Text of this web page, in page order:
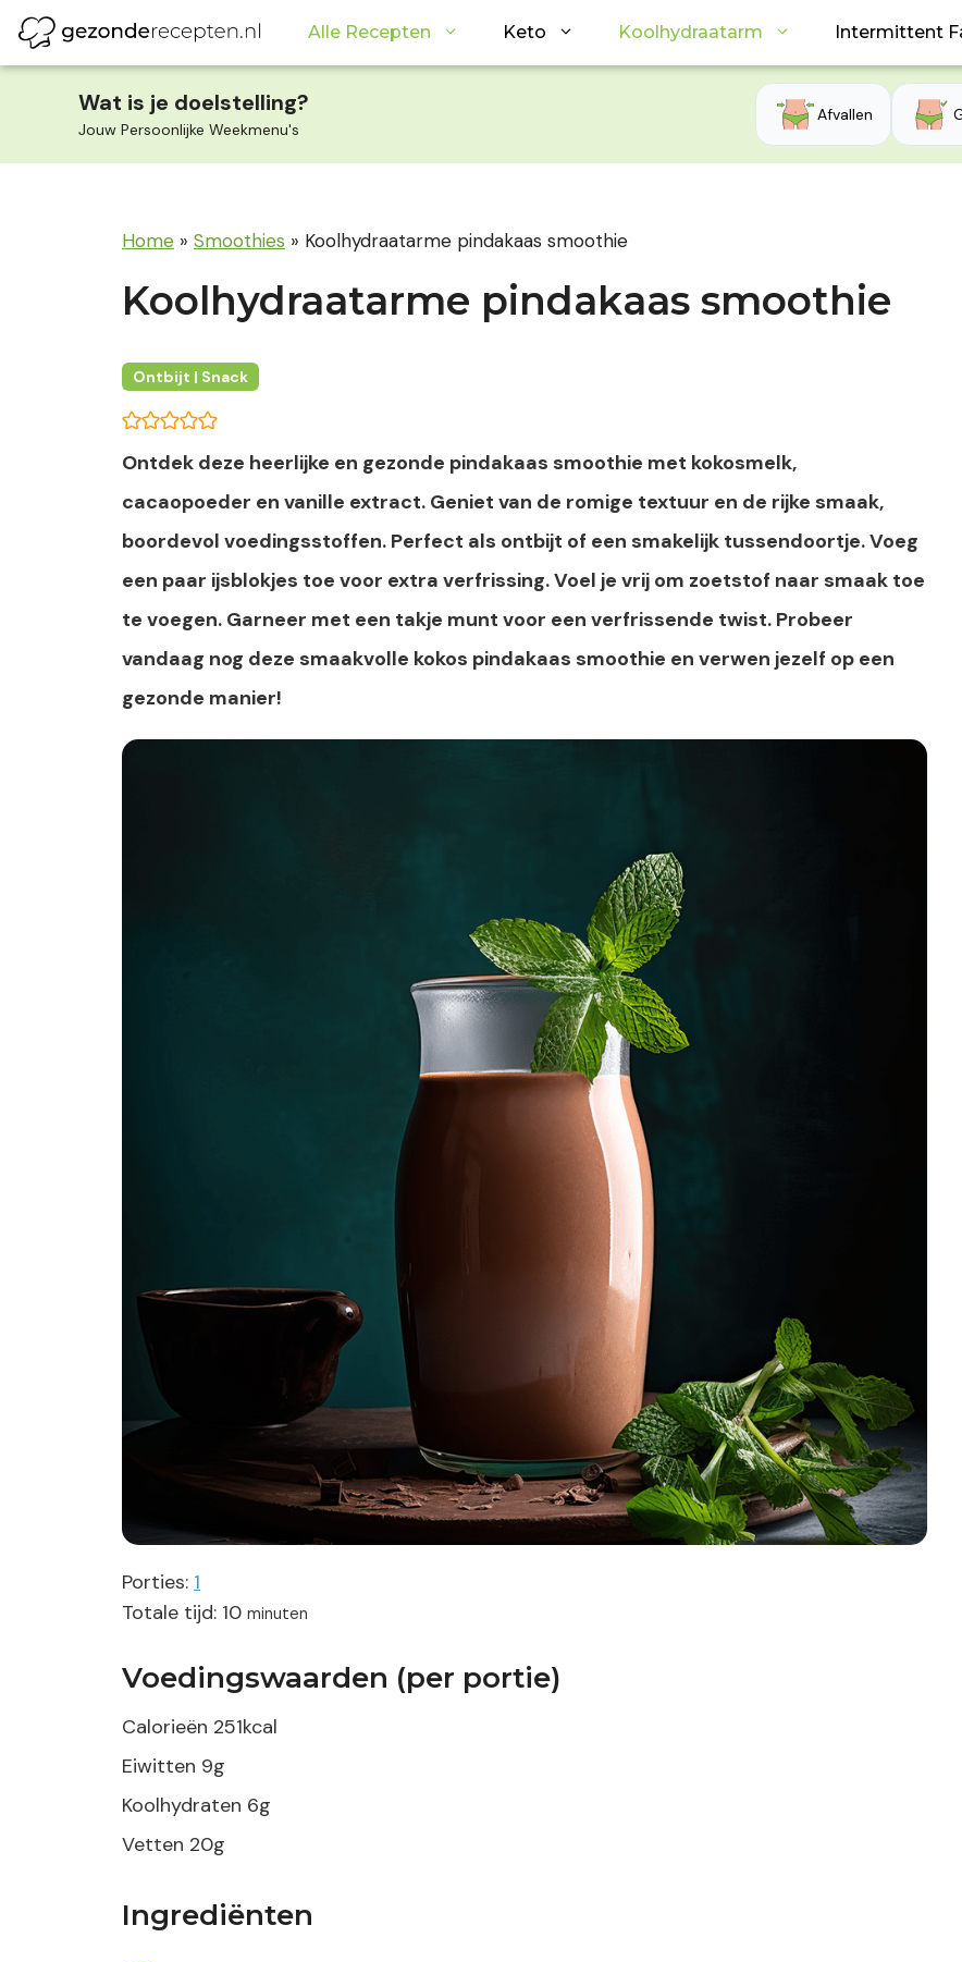
naar
de
Alle Recepten Keto Koolhydraatarm Intermittent
Wat is je doelstelling?
Jouw Persoonlijke Weekmenu's
Afvallen
Home » Smoothies » Koolhydraatarme pindakaas smoothie
Koolhydraatarme pindakaas smoothie
Ontbijt | Snack
Ontdek deze heerlijke en gezonde pindakaas smoothie met kokosmelk,
cacaopoeder en vanille extract. Geniet van de romige textuur en de rijke smaak,
boordevol voedingsstoffen. Perfect als ontbijt of een smakelijk tussendoortje. Voeg
een paar ijsblokjes toe voor extra verfrissing. Voel je vrij om zoetstof naar smaak toe
te voegen. Garneer met een takje munt voor een verfrissende twist. Probeer
vandaag nog deze smaakvolle kokos pindakaas smoothie en verwen jezelf op een
gezonde manier!
Porties: 1
Totale tijd: 10minuten
minuten
Voedingswaarden (per portie)
Calorieën 251kcal
Eiwitten 9g
Koolhydraten 6g
Vetten 20g
Ingrediënten